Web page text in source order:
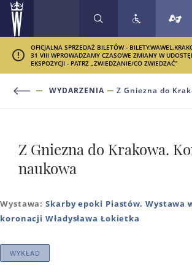
SZUKAJ
OFICJALNA SPRZEDAŻ BILETÓW -
31 VIII WPROWADZAMY CZASOWE ZMIANY W
EKSPOZYCJI - PATRZ „ZWIEDZANIE/CO ZWIEDZAĆ”
WYDARZENIA
Z Gniezna do Krakowa.
naukowa
Wystawa:Skarby epoki Piastów. Wystawa
koronacji Władysława Łokietka
WYKŁAD